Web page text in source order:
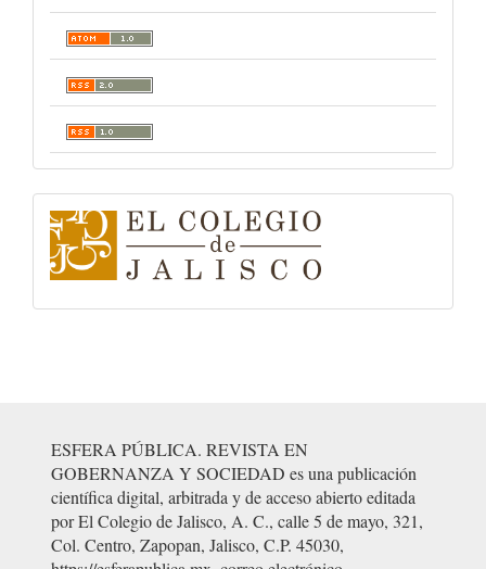
logo-
colegio-
de-
jalisco
ESFERA PÚBLICA. REVISTA EN
GOBERNANZA Y SOCIEDAD es una publicación
científica digital, arbitrada y de acceso abierto editada
por El Colegio de Jalisco, A. C., calle 5 de mayo, 321,
Col. Centro, Zapopan, Jalisco, C.P. 45030,